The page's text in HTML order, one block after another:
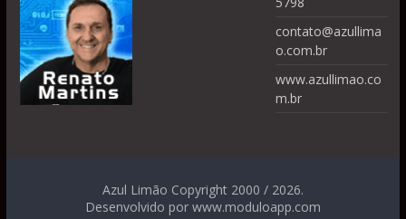
contato@azullima
o.com.br
www.azullimao.co
m.br
Azul Limão Copyright 2000 / 2026.
Desenvolvido por www.moduloapp.com